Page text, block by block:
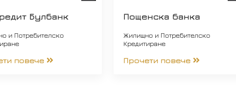
Булбанк
и Потребителско
повече
Пощенска банка
Жилищно и Потребителско
Кредитиране
Прочети повече